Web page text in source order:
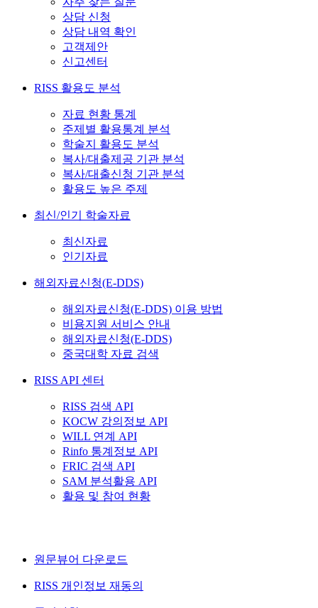
상담 신청
상담 내역 확인
고객제안
신고센터
RISS 활용도 분석
자료 현황 통계
주제별 활용통계 분석
학술지 활용도 분석
복사/대출제공 기관 분석
복사/대출신청 기관 분석
활용도 높은 주제
최신/인기 학술자료
최신자료
인기자료
해외자료신청(E-DDS)
해외자료신청(E-DDS) 이용 방법
비용지원 서비스 안내
해외자료신청(E-DDS)
중국대학 자료 검색
RISS API 센터
RISS 검색 API
KOCW 강의정보 API
WILL 연계 API
Rinfo 통계정보 API
FRIC 검색 API
SAM 분석활용 API
활용 및 참여 현황
원문뷰어 다운로드
RISS 개인정보 재동의